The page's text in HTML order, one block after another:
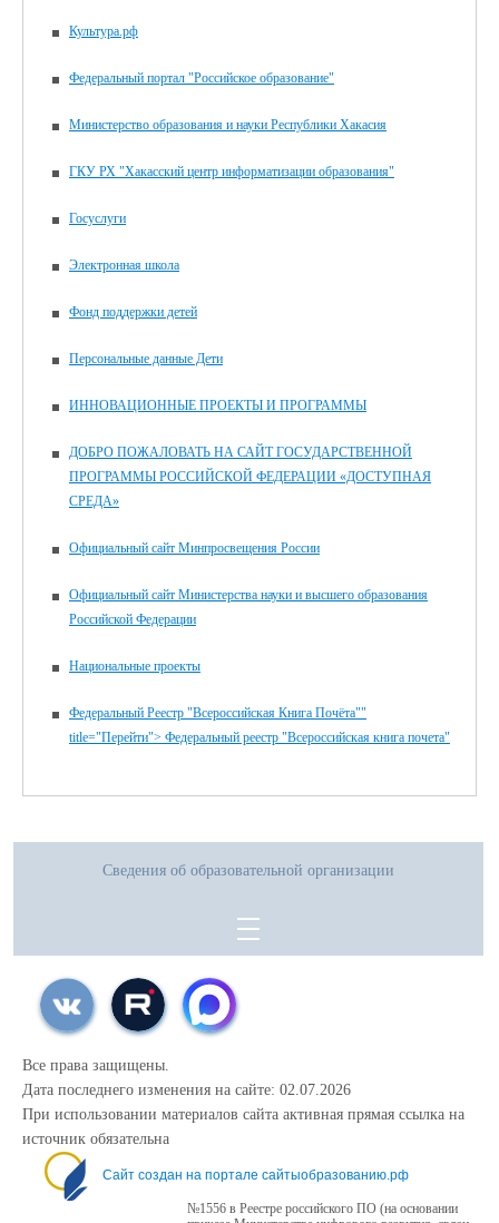
Культура.рф
Федеральный портал "Российское образование"
Министерство образования и науки Республики Хакасия
ГКУ РХ "Хакасский центр информатизации образования"
Госуслуги
Электронная школа
Фонд поддержки детей
Персональные данные Дети
ИННОВАЦИОННЫЕ ПРОЕКТЫ И ПРОГРАММЫ
ДОБРО ПОЖАЛОВАТЬ НА САЙТ ГОСУДАРСТВЕННОЙ
ПРОГРАММЫ РОССИЙСКОЙ ФЕДЕРАЦИИ «ДОСТУПНАЯ
СРЕДА»
Официальный сайт Минпросвещения России
Официальный сайт Министерства науки и высшего образования
Российской Федерации
Национальные проекты
Федеральный Реестр "Всероссийская Книга Почёта""
title="Перейти"> Федеральный реестр "Всероссийская книга почета"
Сведения об образовательной организации
Все права защищены.
Дата последнего изменения на сайте: 02.07.2026
При использовании материалов сайта активная прямая ссылка на
источник обязательна
Сайт создан на портале сайтыобразованию.рф
№1556 в Реестре российского ПО (на основании